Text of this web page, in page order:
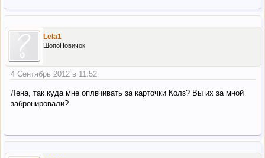
Lela1
ШопоНовичок
4 Сентябрь 2012 в 11:52
Лена, так куда мне оплвчивать за карточки Колз? Вы их за мной
забронировали?